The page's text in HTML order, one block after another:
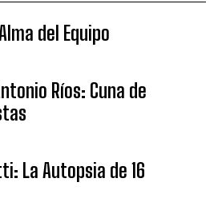
del Equipo
Ríos: Cuna de
La Autopsia de 16